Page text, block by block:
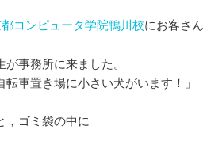
コンピュータ学院鴨川校にお客さ
事務所に来ました。
転車置き場に小さい犬がいます！」
，ゴミ袋の中に